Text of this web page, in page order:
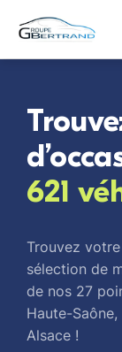
621
Trouvez
sélection de
de nos 27
Haute-
Alsace !